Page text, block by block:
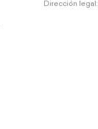
Dirección